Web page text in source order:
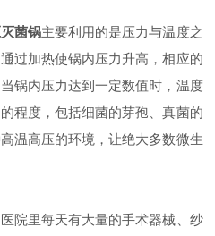
菌锅主要利用的是压力与温度之
过加热使锅内压力升高，相应的
锅内压力达到一定数值时，温度
程度，包括细菌的芽孢、真菌的
温高压的环境，让绝大多数微生
里每天有大量的手术器械、纱